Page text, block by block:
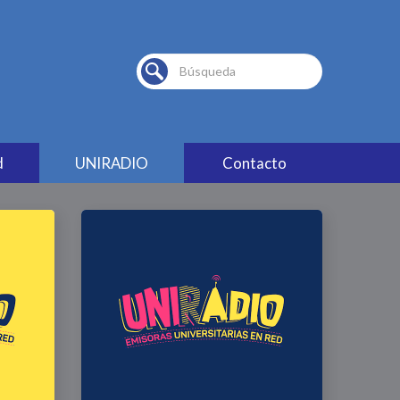
Buscar...
UNIRADIO Contacto